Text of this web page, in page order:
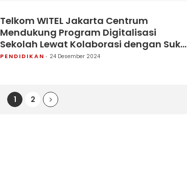
Telkom WITEL Jakarta Centrum
Mendukung Program Digitalisasi
Sekolah Lewat Kolaborasi dengan Suku
Dinas Pendidikan JP2
PENDIDIKAN 24 Desember 2024
1 2